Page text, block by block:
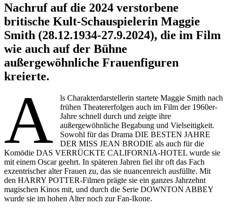
Nachruf auf die 2024 verstorbene
britische Kult-Schauspielerin Maggie
Smith (28.12.1934-27.9.2024), die im Film
wie auch auf der Bühne
außergewöhnliche Frauenfiguren
kreierte.
A
ls Charakterdarstellerin startete Maggie Smith nach
frühen Theatererfolgen auch im Film der 1960er-
Jahre schnell durch und zeigte ihre
außergewöhnliche Begabung und Vielseitigkeit.
Sowohl für das Drama DIE BESTEN JAHRE
DER MISS JEAN BRODIE als auch für die
Komödie DAS VERRÜCKTE CALIFORNIA-HOTEL wurde sie
mit einem Oscar geehrt. In späteren Jahren fiel ihr oft das Fach
exzentrischer alter Frauen zu, das sie nuancenreich ausfüllte. Mit
den HARRY POTTER-Filmen prägte sie ein ganzes Jahrzehnt
magischen Kinos mit, und durch die Serie DOWNTON ABBEY
wurde sie im hohen Alter noch zur Fan-Ikone.